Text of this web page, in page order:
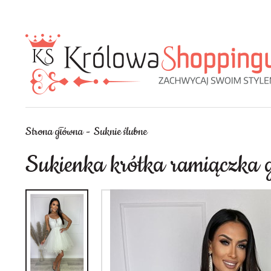
Strona główna Suknie ślubne
Sukienka krótka ramiączka